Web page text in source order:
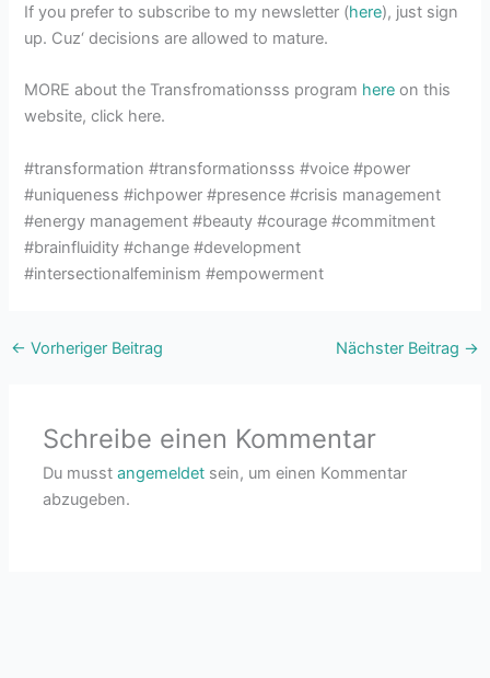
If you prefer to subscribe to my newsletter (here), just sign
up. Cuz‘ decisions are allowed to mature.
MORE about the Transfromationsss program here on this
website, click here.
#transformation #transformationsss #voice #power
#uniqueness #ichpower #presence #crisis management
#energy management #beauty #courage #commitment
#brainfluidity #change #development
#intersectionalfeminism #empowerment
← Vorheriger Beitrag Nächster Beitrag →
Schreibe einen Kommentar
Du musstangemeldet sein, um einen Kommentar
abzugeben.